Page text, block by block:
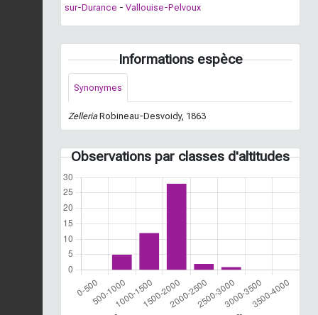
sur-Durance - Vallouise-Pelvoux
Informations espèce
Synonymes
ZelleriaRobineau-Desvoidy, 1863
Observations par classes d'altitudes